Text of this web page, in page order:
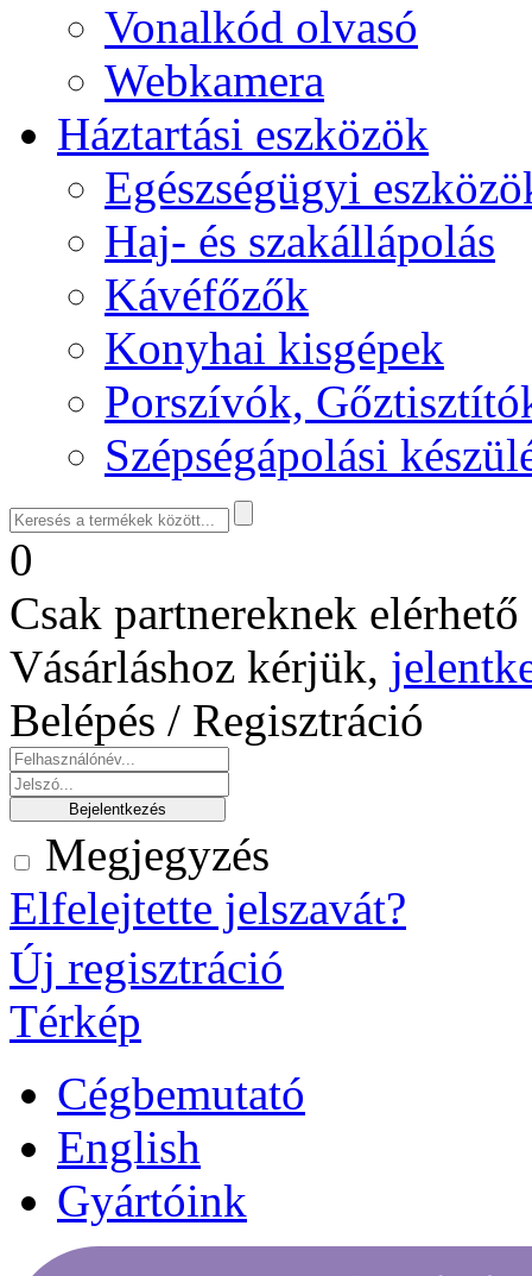
Vonalkód olvasó
Webkamera
Háztartási eszközök
Egészségügyi
Haj- és szakállápolás
Kávéfőzők
Konyhai kisgépek
Porszívók,
Szépségápolási
0
Csak partnereknek
Vásárláshoz kérjük,
Belépés / Regisztráció
Megjegyzés
Elfelejtette jelszavát?
Új regisztráció
Térkép
Cégbemutató
English
Gyártóink